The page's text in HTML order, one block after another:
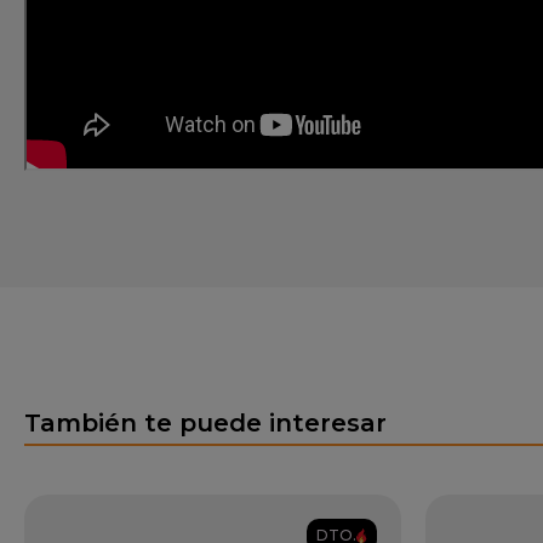
También te puede interesar
DTO.